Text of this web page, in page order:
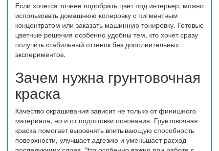
Если хочется точнее подобрать цвет под интерьер, можно
использовать домашнюю колеровку с пигментным
концентратом или заказать машинную тонировку. Готовые
цветные решения особенно удобны тем, кто хочет сразу
получить стабильный оттенок без дополнительных
экспериментов.
Зачем нужна грунтовочная
краска
Качество окрашивания зависит не только от финишного
материала, но и от подготовки основания. Грунтовочная
краска помогает выровнять впитывающую способность
поверхности, улучшает адгезию и уменьшает расход